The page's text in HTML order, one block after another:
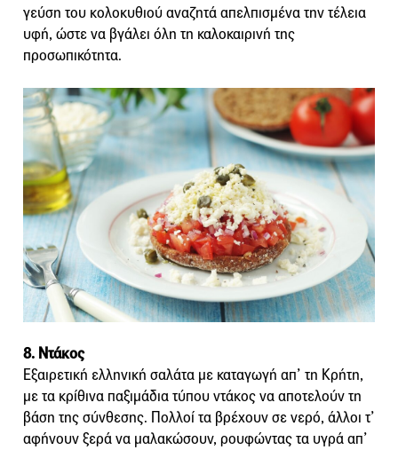
γεύση του κολοκυθιού αναζητά απελπισμένα την τέλεια
υφή, ώστε να βγάλει όλη τη καλοκαιρινή της
προσωπικότητα.
8. Ντάκος
Εξαιρετική ελληνική σαλάτα με καταγωγή απ’ τη Κρήτη,
με τα κρίθινα παξιμάδια τύπου ντάκος να αποτελούν τη
βάση της σύνθεσης. Πολλοί τα βρέχουν σε νερό, άλλοι τ’
αφήνουν ξερά να μαλακώσουν, ρουφώντας τα υγρά απ’